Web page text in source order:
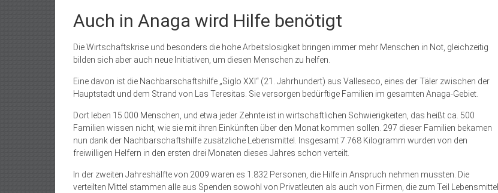
Auch in Anaga wird Hilfe benötigt
Die Wirtschaftskrise und besonders die hohe Arbeitslosigkeit bringen immer mehr Menschen in Not, gleichzeitig
bilden sich aber auch neue Initiativen, um diesen Menschen zu helfen.
Eine davon ist die Nachbarschaftshilfe „Siglo XXI“ (21. Jahrhundert) aus Valleseco, eines der Täler zwischen der
Hauptstadt und dem Strand von Las Teresitas. Sie versorgen bedürftige Familien im gesamten Anaga-Gebiet.
Dort leben 15.000 Menschen, und etwa jeder Zehnte ist in wirtschaftlichen Schwierigkeiten, das heißt ca. 500
Familien wissen nicht, wie sie mit ihren Einkünften über den Monat kommen sollen. 297 dieser Familien bekamen
nun dank der Nachbarschaftshilfe zusätzliche Lebensmittel. Insgesamt 7.768 Kilogramm wurden von den
freiwilligen Helfern in den ersten drei Monaten dieses Jahres schon verteilt.
In der zweiten Jahreshälfte von 2009 waren es 1.832 Personen, die Hilfe in Anspruch nehmen mussten. Die
verteilten Mittel stammen alle aus Spenden sowohl von Privatleuten als auch von Firmen, die zum Teil Lebensmittel